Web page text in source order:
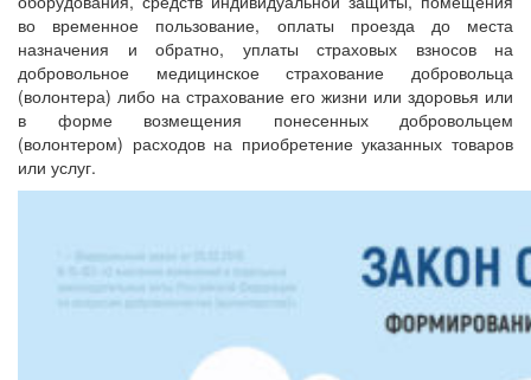
во временное пользование, оплаты проезда до места
назначения и обратно, уплаты страховых взносов на
добровольное медицинское страхование добровольца
(волонтера) либо на страхование его жизни или здоровья или
в форме возмещения понесенных добровольцем
(волонтером) расходов на приобретение указанных товаров
или услуг.